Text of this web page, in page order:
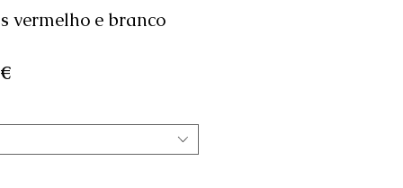
vermelho e branco
Preço